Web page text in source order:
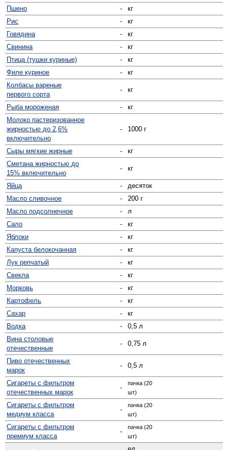
Пшено
-
кг
Рис
-
кг
Говядина
-
кг
Свинина
-
кг
Птица (тушки куриные)
-
кг
Филе куриное
-
кг
Колбасы вареные
первого сорта
- кг
Рыба мороженая -
кг
Молоко пастеризованное
жирностью до 2,6%
включительно
- 1000 г
Сыры мягкие жирные -
кг
Сметана жирностью до
15% включительно
- кг
Яйца -
десяток
Масло сливочное
-
200 г
Масло подсолнечное
-
л
Сало
-
кг
Яблоки
-
кг
Капуста белокочанная
-
кг
Лук репчатый
-
кг
Свекла
-
кг
Морковь
-
кг
Картофель
-
кг
Сахар
-
кг
Водка
-
0,5 л
Вина столовые
отечественные
- 0,75 л
Пиво отечественных
марок
- 0,5 л
Сигареты с фильтром
отечественных марок
-
пачка (20
шт)
Сигареты с фильтром
медиум класса
-
пачка (20
шт)
Сигареты с фильтром
премиум класса
-
пачка (20
шт)